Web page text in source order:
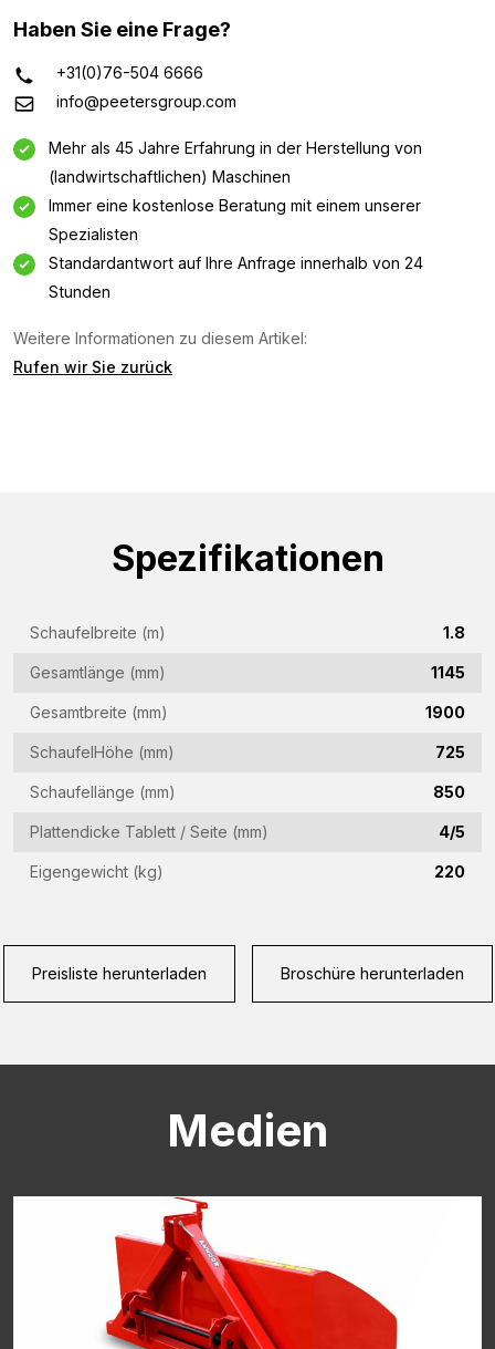
Haben Sie eine Frage?
+31(0)76-504 6666
info@peetersgroup.com
Mehr als 45 Jahre Erfahrung in der Herstellung von
(landwirtschaftlichen) Maschinen
Immer eine kostenlose Beratung mit einem unserer
Spezialisten
Standardantwort auf Ihre Anfrage innerhalb von 24
Stunden
Weitere Informationen zu diesem Artikel:
Rufen wir Sie zurück
Spezifikationen
Schaufelbreite (m) 1.8
Gesamtlänge (mm) 1145
Gesamtbreite (mm) 1900
SchaufelHöhe (mm) 725
Schaufellänge (mm) 850
Plattendicke Tablett / Seite (mm) 4/5
Eigengewicht (kg) 220
Preisliste herunterladen Broschüre herunterladen
Medien
Informationsanfrage
Firmenname
(Required)
Mail-
Adresse
Telefon
(Required)
Land
(Required)
Woonplaats